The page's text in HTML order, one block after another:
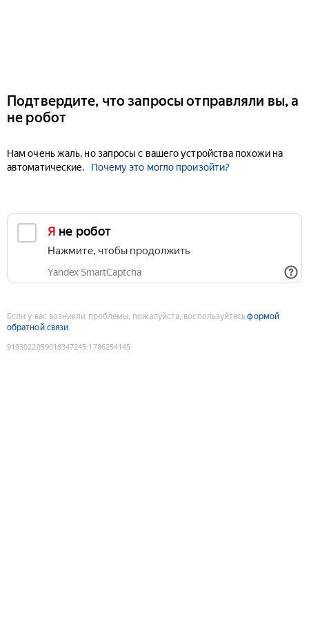
Подтвердите, что запросы отправляли вы, а
не робот
Нам очень жаль, но запросы с вашего устройства похожи на
автоматические.
Почему это могло произойти?
Я не робот
Нажмите, чтобы продолжить
Yandex SmartCaptcha
Если у вас возникли проблемы, пожалуйста, воспользуйтесьформой
обратной связи
9193022059018347245:1786254145